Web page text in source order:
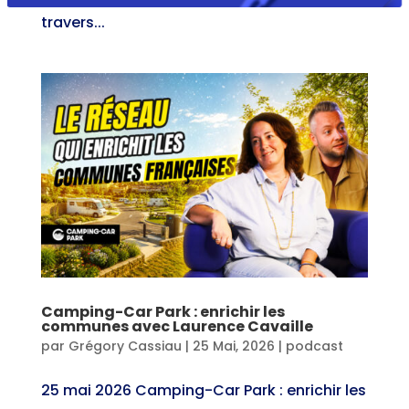
travers...
Camping-Car Park : enrichir les
communes avec Laurence Cavaille
par Grégory Cassiau | 25 Mai, 2026 | podcast
25 mai 2026 Camping-Car Park : enrichir les